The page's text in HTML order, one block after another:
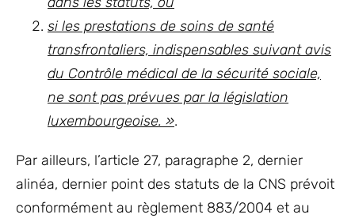
si les prestations de soins de santé
transfrontaliers, indispensables suivant avis
du Contrôle médical de la sécurité sociale,
ne sont pas prévues par la législation
luxembourgeoise. ».
Par ailleurs, l’article 27, paragraphe 2, dernier
alinéa, dernier point des statuts de la CNS prévoit
conformément au règlement 883/2004 et au